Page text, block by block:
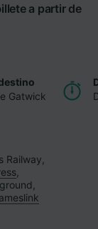
a partir de
Gatwick
Railway